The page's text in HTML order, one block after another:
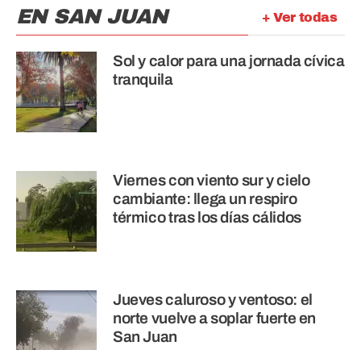
+ Ver todas
EN SAN JUAN
Sol y calor para una jornada cívica
tranquila
Viernes con viento sur y cielo
cambiante: llega un respiro
térmico tras los días cálidos
Jueves caluroso y ventoso: el
norte vuelve a soplar fuerte en
San Juan